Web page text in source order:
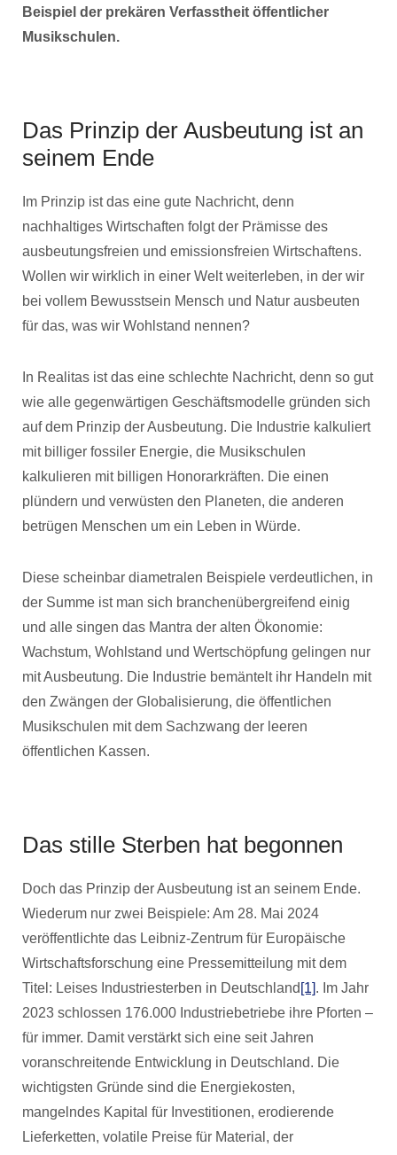
Beispiel der prekären Verfasstheit öffentlicher
Musikschulen.
Das Prinzip der Ausbeutung ist an
seinem Ende
Im Prinzip ist das eine gute Nachricht, denn
nachhaltiges Wirtschaften folgt der Prämisse des
ausbeutungsfreien und emissionsfreien Wirtschaftens.
Wollen wir wirklich in einer Welt weiterleben, in der wir
bei vollem Bewusstsein Mensch und Natur ausbeuten
für das, was wir Wohlstand nennen?
In Realitas ist das eine schlechte Nachricht, denn so gut
wie alle gegenwärtigen Geschäftsmodelle gründen sich
auf dem Prinzip der Ausbeutung. Die Industrie kalkuliert
mit billiger fossiler Energie, die Musikschulen
kalkulieren mit billigen Honorarkräften. Die einen
plündern und verwüsten den Planeten, die anderen
betrügen Menschen um ein Leben in Würde.
Diese scheinbar diametralen Beispiele verdeutlichen, in
der Summe ist man sich branchenübergreifend einig
und alle singen das Mantra der alten Ökonomie:
Wachstum, Wohlstand und Wertschöpfung gelingen nur
mit Ausbeutung. Die Industrie bemäntelt ihr Handeln mit
den Zwängen der Globalisierung, die öffentlichen
Musikschulen mit dem Sachzwang der leeren
öffentlichen Kassen.
Das stille Sterben hat begonnen
Doch das Prinzip der Ausbeutung ist an seinem Ende.
Wiederum nur zwei Beispiele: Am 28. Mai 2024
veröffentlichte das Leibniz-Zentrum für Europäische
Wirtschaftsforschung eine Pressemitteilung mit dem
Titel: Leises Industriesterben in Deutschland [1]. Im Jahr
2023 schlossen 176.000 Industriebetriebe ihre Pforten –
für immer. Damit verstärkt sich eine seit Jahren
voranschreitende Entwicklung in Deutschland. Die
wichtigsten Gründe sind die Energiekosten,
mangelndes Kapital für Investitionen, erodierende
Lieferketten, volatile Preise für Material, der